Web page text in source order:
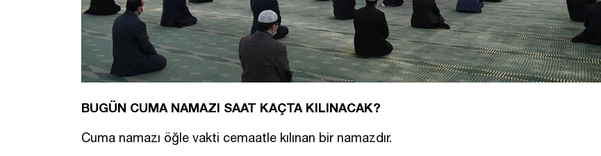
BUGÜN CUMA NAMAZI SAAT KAÇTA KILINACAK?
Cuma namazı öğle vakti cemaatle kılınan bir namazdır.